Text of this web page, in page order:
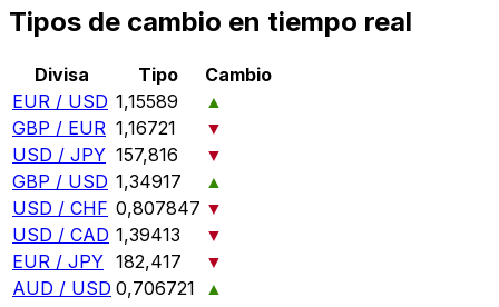
Tipos de cambio en tiempo real
Divisa Tipo
Cambio
EUR / USD 1,15589
▲
GBP / EUR 1,16721
▼
USD / JPY 157,816
▼
GBP / USD 1,34917
▲
USD / CHF 0,807847 ▼
USD / CAD 1,39413
▼
EUR / JPY 182,417
▼
AUD / USD 0,706721 ▲